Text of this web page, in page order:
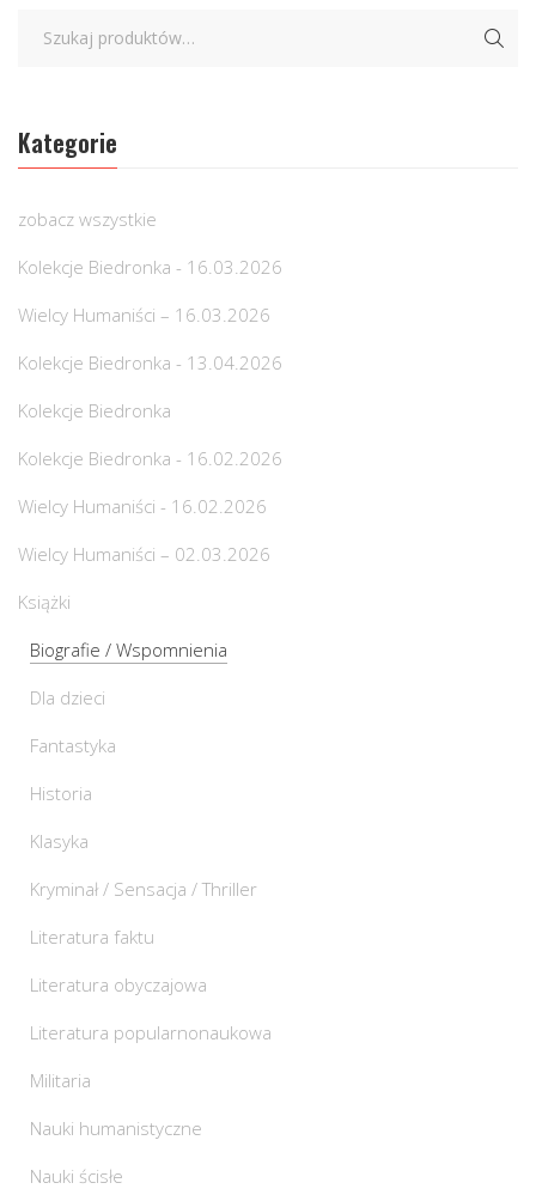
Kategorie
zobacz wszystkie
Kolekcje Biedronka - 16.03.2026
Wielcy Humaniści – 16.03.2026
Kolekcje Biedronka - 13.04.2026
Kolekcje Biedronka
Kolekcje Biedronka - 16.02.2026
Wielcy Humaniści - 16.02.2026
Wielcy Humaniści – 02.03.2026
Książki
Biografie / Wspomnienia
Dla dzieci
Fantastyka
Historia
Klasyka
Kryminał / Sensacja / Thriller
Literatura faktu
Literatura obyczajowa
Literatura popularnonaukowa
Militaria
Nauki humanistyczne
Nauki ścisłe